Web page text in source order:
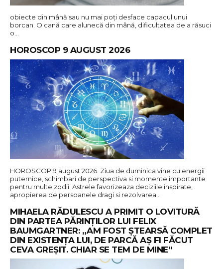
obiecte din mână sau nu mai poți desface capacul unui
borcan. O cană care alunecă din mână, dificultatea de a răsuci
o…
HOROSCOP 9 AUGUST 2026
HOROSCOP 9 august 2026. Ziua de duminica vine cu energii
puternice, schimbari de perspectiva si momente importante
pentru multe zodii. Astrele favorizeaza deciziile inspirate,
apropierea de persoanele dragi si rezolvarea…
MIHAELA RĂDULESCU A PRIMIT O LOVITURĂ
DIN PARTEA PĂRINȚILOR LUI FELIX
BAUMGARTNER: „AM FOST ȘTEARSĂ COMPLET
DIN EXISTENȚA LUI, DE PARCĂ AȘ FI FĂCUT
CEVA GREȘIT. CHIAR SE TEM DE MINE”